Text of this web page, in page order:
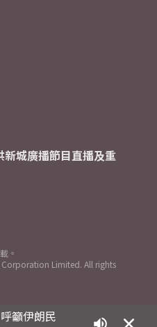
籲伊朗民
城廣播節目直播及重
。
Limited. All rights